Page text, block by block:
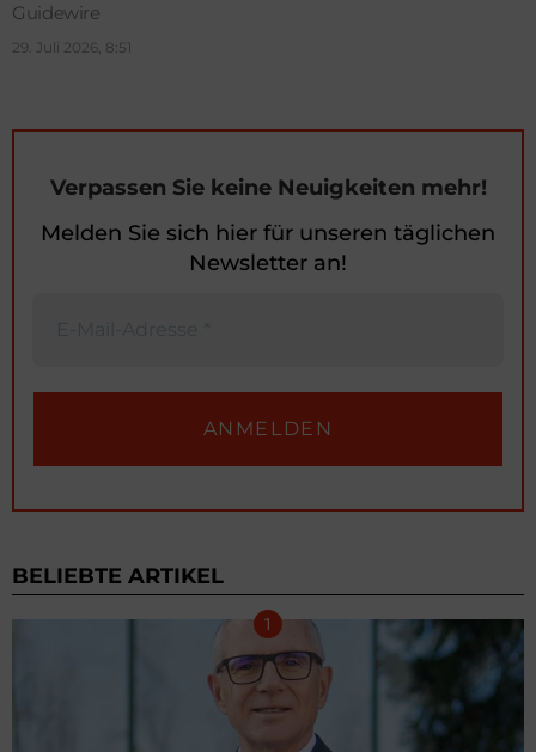
Guidewire
29. Juli 2026, 8:51
Verpassen Sie keine Neuigkeiten mehr!
Melden Sie sich hier für unseren täglichen
Newsletter an!
BELIEBTE ARTIKEL